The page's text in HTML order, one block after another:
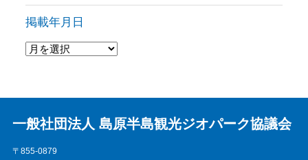
掲載年月日
一般社団法人 島原半島観光ジオパーク協議会
〒855-0879